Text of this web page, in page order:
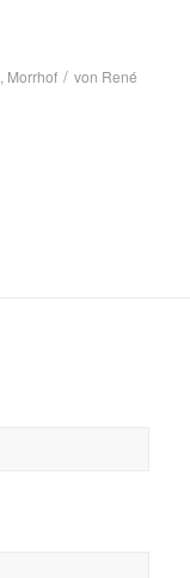
, Morrhof / von René